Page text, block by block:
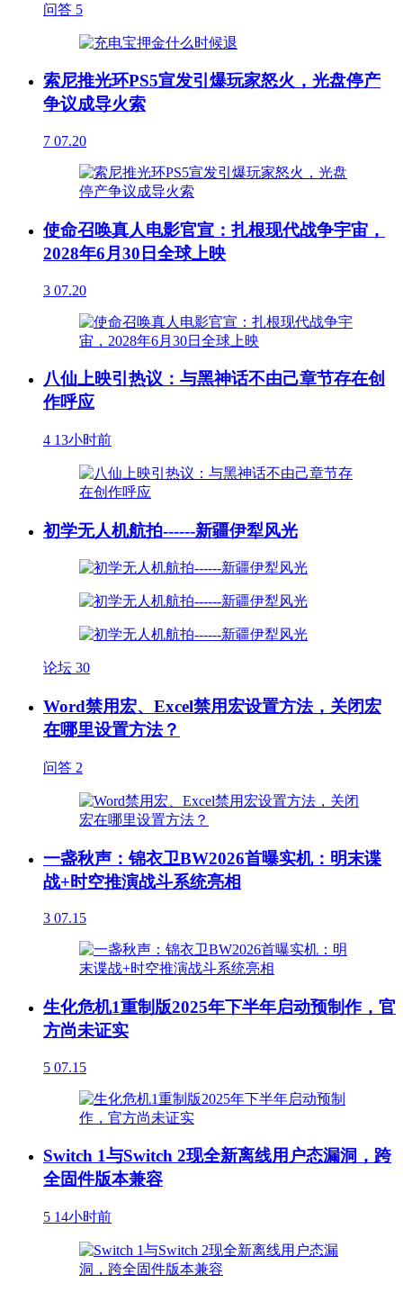
问答 5
索尼推光环PS5宣发引爆玩家怒火，光盘停产
争议成导火索
7 07.20
使命召唤真人电影官宣：扎根现代战争宇宙，
2028年6月30日全球上映
3 07.20
八仙上映引热议：与黑神话不由己章节存在创
作呼应
4 13小时前
初学无人机航拍------新疆伊犁风光
论坛 30
Word禁用宏、Excel禁用宏设置方法，关闭宏
在哪里设置方法？
问答 2
一盏秋声：锦衣卫BW2026首曝实机：明末谍
战+时空推演战斗系统亮相
3 07.15
生化危机1重制版2025年下半年启动预制作，官
方尚未证实
5 07.15
Switch 1与Switch 2现全新离线用户态漏洞，跨
全固件版本兼容
5 14小时前